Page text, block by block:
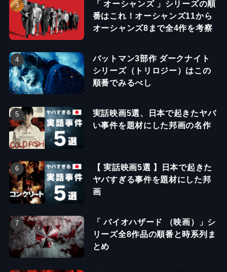
「 オーシャンズ 」シリーズの順
番はこれ！オーシャンズ11から
オーシャンズ8まで全4作を考察
バットマン3部作 ダークナイト
シリーズ（トリロジー）はこの
順番でみるべし
実話映画5選、日本で起きたヤバ
い事件を題材にした邦画の名作
【 実話映画5選 】日本で起きた
ヤバすぎる事件を題材にした邦
画
「 バイオハザード （映画）」シ
リーズ全8作品の順番と時系列ま
とめ